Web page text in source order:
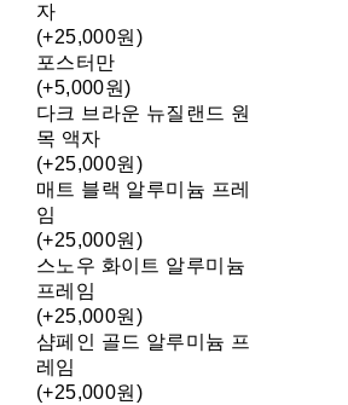
자
(+25,000원)
포스터만
(+5,000원)
다크 브라운 뉴질랜드 원
목 액자
(+25,000원)
매트 블랙 알루미늄 프레
임
(+25,000원)
스노우 화이트 알루미늄
프레임
(+25,000원)
샴페인 골드 알루미늄 프
레임
(+25,000원)